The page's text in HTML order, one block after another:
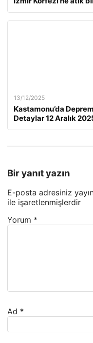
13/12/2025
Kastamonu’da
Detaylar 12 Aralık
Bir yanıt yazın
E-posta adresiniz
ile işaretlenmişlerdir
Yorum *
Ad *